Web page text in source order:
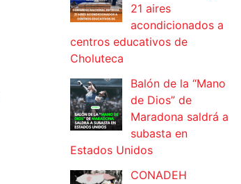
21 aires
acondicionados a
centros educativos de
Choluteca
Balón de la “Mano
de Dios” de
Maradona saldrá a
subasta en
Estados Unidos
CONADEH